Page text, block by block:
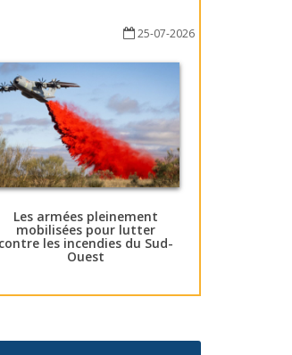
25-07-2026
Les armées pleinement
mobilisées pour lutter
contre les incendies du Sud-
Ouest